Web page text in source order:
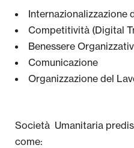
Internazionalizzazione
Competitività (Digital
Benessere
Comunicazione
Organizzazione del
Società Umanitaria
come: